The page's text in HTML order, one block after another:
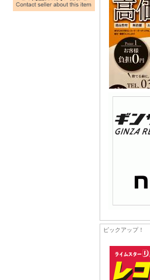
ピックアップ！